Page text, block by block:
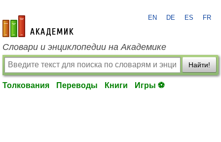
academic.ru
EN DE ES FR
Словари и энциклопедии на Академике
Найти!
Толкования Переводы Книги Игры ⚽